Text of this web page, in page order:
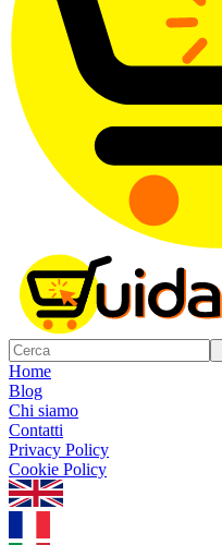
Home
Blog
Chi siamo
Contatti
Privacy Policy
Cookie Policy